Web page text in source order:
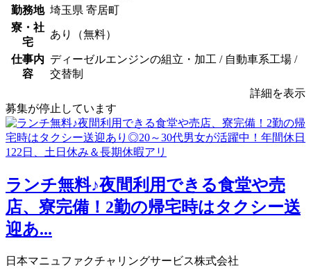
勤務地 埼玉県 寄居町
寮・社
宅
あり（無料）
仕事内
容
ディーゼルエンジンの組立・加工 / 自動車系工場 /
交替制
詳細を表示
募集が停止しています
ランチ無料♪夜間利用できる食堂や売
店、寮完備！2勤の帰宅時はタクシー送
迎あ...
日本マニュファクチャリングサービス株式会社